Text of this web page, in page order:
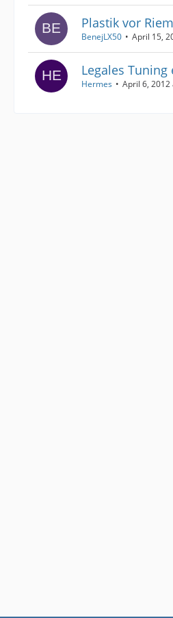
Plastik vor
BenejLX50 April 15,
Legales Tuning
Hermes April 6, 2012